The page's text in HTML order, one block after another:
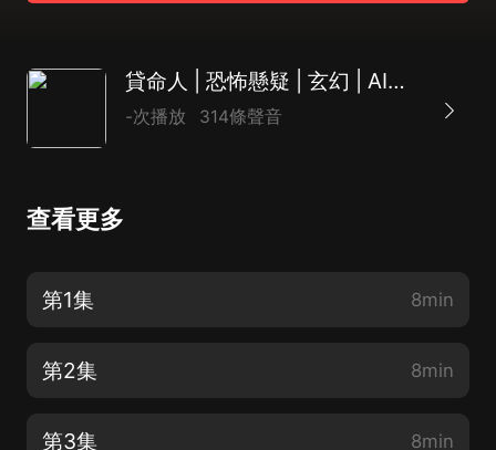
貸命人 | 恐怖懸疑 | 玄幻 | AI多播
-次播放 314條聲音
查看更多
第1集 8min
第2集 8min
第3集 8min